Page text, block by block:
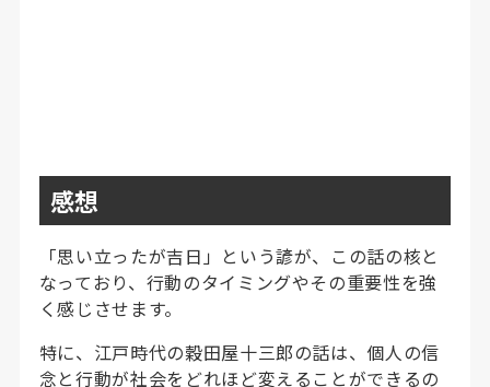
感想
「思い立ったが吉日」という諺が、この話の核と
なっており、行動のタイミングやその重要性を強
く感じさせます。
特に、江戸時代の穀田屋十三郎の話は、個人の信
念と行動が社会をどれほど変えることができるの